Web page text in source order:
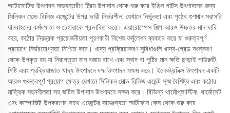
অটোমোটিভ উৎপাদন অভ্যন্তরীণ ট্রিম উপাদান থেকে শুরু করে ইঞ্জিন পার্টস উৎপাদনের জন্য
সিলিকন মোল্ড রিলিজ এজেন্টের উপর ভারী নির্ভরশীল, যেখানে নির্ভুলতা এবং পৃষ্ঠের গুণমান সরাসরি
যানবাহনের কর্মদক্ষতা ও চেহারাকে প্রভাবিত করে। এয়ারোস্পেস শিল্প আরও উচ্চতর মান দাবি
করে, কঠোর নিয়ন্ত্রক প্রয়োজনীয়তা পূরণকারী বিশেষ ফর্মুলেশন ব্যবহার করে যা গুরুত্বপূর্ণ
প্রয়োগে নির্ভরযোগ্যতা নিশ্চিত করে। খাদ্য প্রক্রিয়াকরণ সুবিধাগুলি খাদ্য-গ্রেড সংস্করণ
থেকে উপকৃত হয় যা নিরাপত্তা মান বজায় রাখে এবং স্বাদ বা পুষ্টির মান ক্ষতি ছাড়াই পাউরুটি,
মিষ্টি এবং প্রক্রিয়াজাত খাদ্য উৎপাদনে দক্ষ উৎপাদন সক্ষম করে। ইলেকট্রনিক্স উৎপাদন একটি
আরও গুরুত্বপূর্ণ প্রয়োগ ক্ষেত্র যেখানে সিলিকন মোল্ড রিলিজ এজেন্ট সূক্ষ্ম বৈশিষ্ট্য এবং কঠোর
মাত্রিক সহনশীলতা সহ জটিল উপাদান উৎপাদনে সক্ষম করে। বিভিন্ন থার্মোপ্লাস্টিক, থার্মোসেট
এবং কম্পোজিট উপকরণের সাথে এজেন্টের সামঞ্জস্যতা স্মার্টফোন কেস থেকে শুরু করে